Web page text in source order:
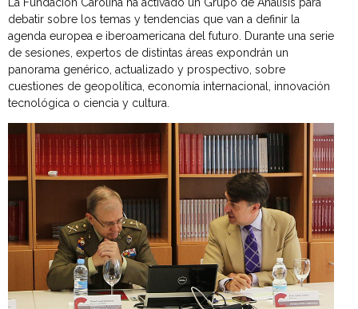
debatir sobre los temas y tendencias que van a definir la
agenda europea e iberoamericana del futuro. Durante una serie
de sesiones, expertos de distintas áreas expondrán un
panorama genérico, actualizado y prospectivo, sobre
cuestiones de geopolítica, economía internacional, innovación
tecnológica o ciencia y cultura.